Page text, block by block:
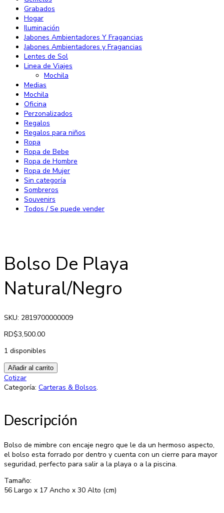
Grabados
Hogar
Iluminación
Jabones Ambientadores Y Fragancias
Jabones Ambientadores y Fragancias
Lentes de Sol
Linea de Viajes
Mochila
Medias
Mochila
Oficina
Perzonalizados
Regalos
Regalos para niños
Ropa
Ropa de Bebe
Ropa de Hombre
Ropa de Mujer
Sin categoría
Sombreros
Souvenirs
Todos / Se puede vender
Bolso De Playa
Natural/Negro
SKU: 2819700000009
RD$3,500.00
1 disponibles
Añadir al carrito
Cotizar
Categoría: Carteras & Bolsos.
Descripción
Bolso de mimbre con encaje negro que le da un hermoso aspecto,
el bolso esta forrado por dentro y cuenta con un cierre para mayor
seguridad, perfecto para salir a la playa o a la piscina.
Tamaño:
56 Largo x 17 Ancho x 30 Alto (cm)